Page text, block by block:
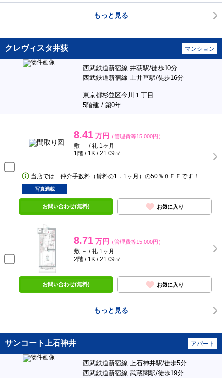
もっと見る
クレヴィスタ井荻 マンション
西武鉄道新宿線 井荻駅/徒歩10分
西武鉄道新宿線 上井草駅/徒歩16分
東京都杉並区今川１丁目
5階建 / 築0年
8.41 万円 （管理費等15,000円）
敷 － / 礼 1ヶ月
1階 / 1K / 21.09㎡
当店では、仲介手数料（賃料の1．1ヶ月）の50％ＯＦＦです！
写真満載
お問い合わせ(無料) お気に入り
8.71 万円 （管理費等15,000円）
敷 － / 礼 1ヶ月
2階 / 1K / 21.09㎡
お問い合わせ(無料) お気に入り
もっと見る
サンコート上石神井 アパート
西武鉄道新宿線 上石神井駅/徒歩5分
西武鉄道新宿線 武蔵関駅/徒歩19分